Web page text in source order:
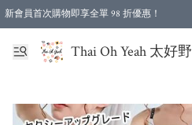
新會員首次購物即享全單 98 折優惠！
特選會員可享全單低至 96 折優惠！
Thai Oh Yeah 太好野